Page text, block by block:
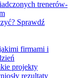
trenerów-
Sprawdź
firmami i
projekty
rezultaty